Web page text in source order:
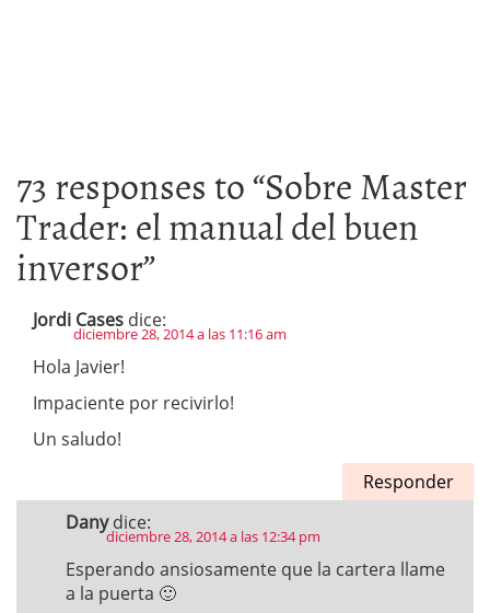
73 responses to “Sobre Master
Trader: el manual del buen
inversor”
Jordi Cases dice:
diciembre 28, 2014 a las 11:16 am
Hola Javier!
Impaciente por recivirlo!
Un saludo!
Responder
Dany dice:
diciembre 28, 2014 a las 12:34 pm
Esperando ansiosamente que la cartera llame
a la puerta 🙂